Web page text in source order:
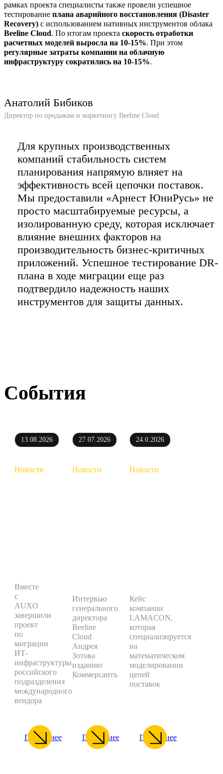
рамках проекта специалисты также провели успешное
тестирование плана аварийного восстановления (Disaster
Recovery) с использованием нативных инструментов облака
Beeline Cloud. По итогам проекта скорость отработки
расчетных моделей выросла на 10-15%. При этом
регулярные затраты компании на облачную
инфраструктуру сократились на 10-15%.
Анатолий Бибиков
Директор по продажам и маркетингу Beeline Cloud
Для крупных производственных
компаний стабильность систем
планирования напрямую влияет на
эффективность всей цепочки поставок.
Мы предоставили «Арнест ЮниРусь» не
просто масштабируемые ресурсы, а
изолированную среду, которая исключает
влияние внешних факторов на
производительность бизнес-критичных
приложений. Успешное тестирование DR-
плана в ходе миграции еще раз
подтвердило надежность наших
инструментов для защиты данных.
События
13.08.2026
Новости
Вместе
с
AUXO
завершили
проект
по
миграции
ИТ-
инфраструктуры
российского
подразделения
международного
вендора
Подробнее
27.07.2026
Новости
Интервью
генерального
директора
Beeline
Cloud
Андрея
Зотова
изданию
Коммерсантъ
Подробнее
24.0.2026
Новости
Кейс
компании
LAMACON,
которая
специализируется
на
математическом
моделировании
цепей
поставок
Подробнее